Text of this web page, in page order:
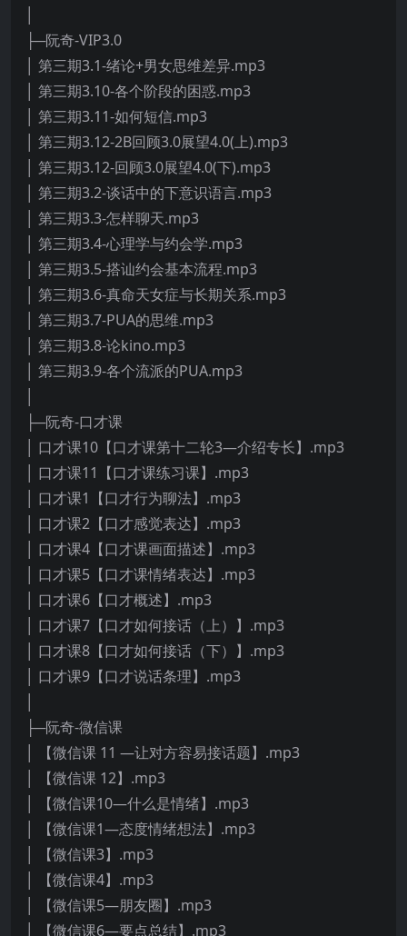
├─阮奇-VIP3.0
│ 第三期3.1-绪论+男女思维差异.mp3
│ 第三期3.10-各个阶段的困惑.mp3
│ 第三期3.11-如何短信.mp3
│ 第三期3.12-2B回顾3.0展望4.0(上).mp3
│ 第三期3.12-回顾3.0展望4.0(下).mp3
│ 第三期3.2-谈话中的下意识语言.mp3
│ 第三期3.3-怎样聊天.mp3
│ 第三期3.4-心理学与约会学.mp3
│ 第三期3.5-搭讪约会基本流程.mp3
│ 第三期3.6-真命天女症与长期关系.mp3
│ 第三期3.7-PUA的思维.mp3
│ 第三期3.8-论kino.mp3
│ 第三期3.9-各个流派的PUA.mp3
├─阮奇-口才课
│ 口才课10【口才课第十二轮3—介绍专长】.mp3
│ 口才课11【口才课练习课】.mp3
│ 口才课1【口才行为聊法】.mp3
│ 口才课2【口才感觉表达】.mp3
│ 口才课4【口才课画面描述】.mp3
│ 口才课5【口才课情绪表达】.mp3
│ 口才课6【口才概述】.mp3
│ 口才课7【口才如何接话（上）】.mp3
│ 口才课8【口才如何接话（下）】.mp3
│ 口才课9【口才说话条理】.mp3
├─阮奇-微信课
│ 【微信课 11 —让对方容易接话题】.mp3
│ 【微信课 12】.mp3
│ 【微信课10—什么是情绪】.mp3
│ 【微信课1—态度情绪想法】.mp3
│ 【微信课3】.mp3
│ 【微信课4】.mp3
│ 【微信课5—朋友圈】.mp3
│ 【微信课6—要点总结】.mp3